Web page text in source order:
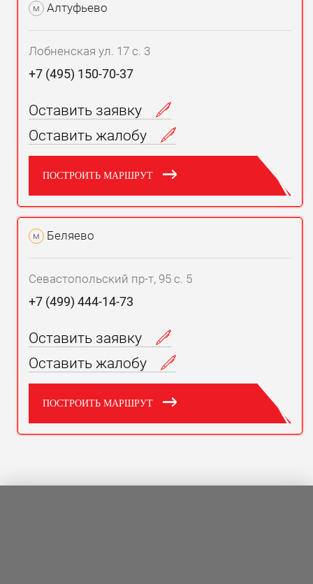
м Алтуфьево
Лобненская ул. 17 с. 3
+7 (495) 150-70-37
Оставить заявку
Оставить жалобу
ПОСТРОИТЬ МАРШРУТ
м Беляево
Севастопольский пр-т, 95 с. 5
+7 (499) 444-14-73
Оставить заявку
Оставить жалобу
ПОСТРОИТЬ МАРШРУТ